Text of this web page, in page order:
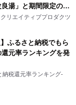
湯」と期間限定のコ
サウナイキタイコラ
定！
リエイティブプロダクツ
】ふるさと納税でもら
元率ランキングを発
納税還元率ランキング-